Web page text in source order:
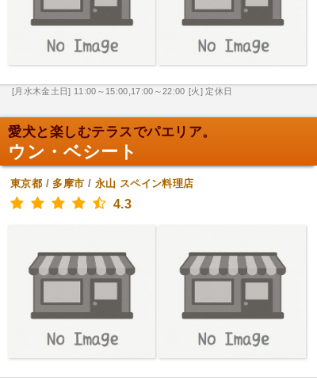
[月水木金土日] 11:00～15:00,17:00～22:00 [火] 定休日
愛犬と楽しむテラスでパエリア。
ウン・ベシート
東京都 / 多摩市 / 永山 スペイン料理店
4.3